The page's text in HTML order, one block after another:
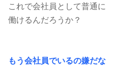
これで会社員として普通に
働けるんだろうか？
もう会社員でいるの嫌だな